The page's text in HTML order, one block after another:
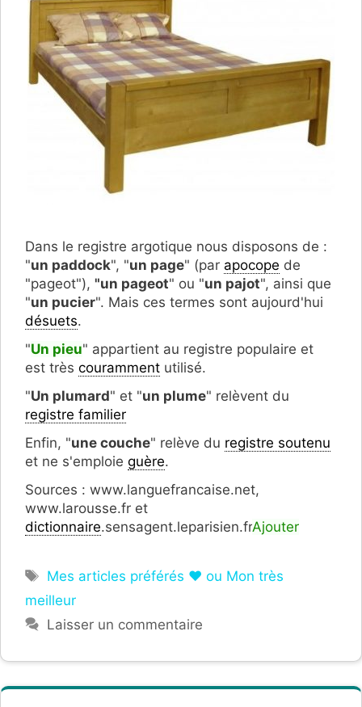
Dans le registre argotique nous disposons de :
"un paddock", "un page" (par apocope de
"pageot"), "un pageot" ou "un pajot", ainsi que
"un pucier". Mais ces termes sont aujourd'hui
désuets.
"Un pieu" appartient au registre populaire et
est très couramment utilisé.
"Un plumard" et "un plume" relèvent du
registre familier
Enfin, "une couche" relève du registre soutenu
et ne s'emploie guère.
Sources : www.languefrancaise.net,
www.larousse.fr et
dictionnaire.sensagent.leparisien.frAjouter
Étiquettes
Mes articles préférés ❤ ou Mon très
meilleur
Laisser un commentaire